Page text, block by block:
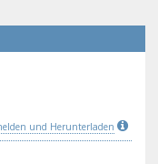
und Herunterladen